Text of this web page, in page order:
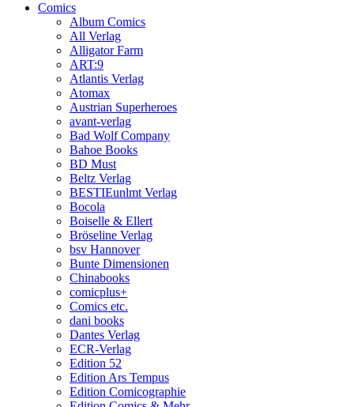
Comics
Album Comics
All Verlag
Alligator Farm
ART:9
Atlantis Verlag
Atomax
Austrian Superheroes
avant-verlag
Bad Wolf Company
Bahoe Books
BD Must
Beltz Verlag
BESTIEunlmt Verlag
Bocola
Boiselle & Ellert
Bröseline Verlag
bsv Hannover
Bunte Dimensionen
Chinabooks
comicplus+
Comics etc.
dani books
Dantes Verlag
ECR-Verlag
Edition 52
Edition Ars Tempus
Edition Comicographie